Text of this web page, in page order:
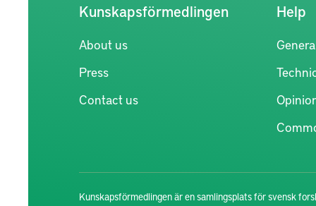
Kunskapsförmedlingen
About us
Press
Contact us
Help
Kunskapsförmedlingen är en samlingsplats för svensk